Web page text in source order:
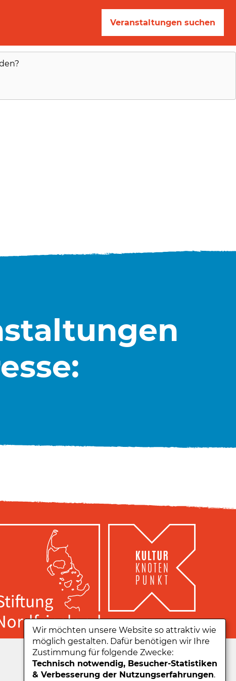
Veranstaltungen suchen
Zu unserer App:
Wir möchten unsere Website so attraktiv wie
möglich gestalten. Dafür benötigen wir Ihre
Zustimmung für folgende Zwecke:
Technisch notwendig, Besucher-Statistiken
& Verbesserung der Nutzungserfahrungen.